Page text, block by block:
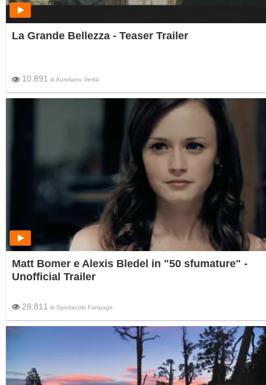
La Grande Bellezza - Teaser Trailer
10.891 diAureliano Verità
Matt Bomer e Alexis Bledel in "50 sfumature" -
Unofficial Trailer
28.811 di Spettacolo Fanpage